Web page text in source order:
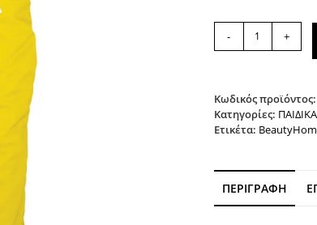
6191
Tweety
160x240
Home
- +
Κωδικός
Κατηγορίες:
Ετικέτα:
ΠΕΡΙΓΡΑΦΉ